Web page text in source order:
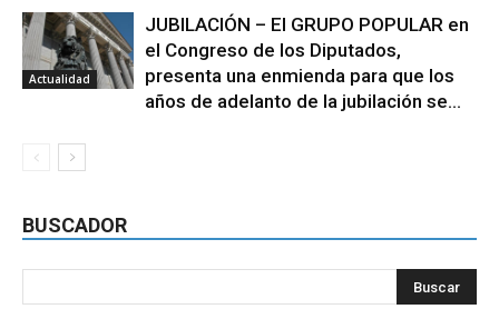
Actualidad
JUBILACIÓN – El GRUPO POPULAR en
el Congreso de los Diputados,
presenta una enmienda para que los
años de adelanto de la jubilación se...
BUSCADOR